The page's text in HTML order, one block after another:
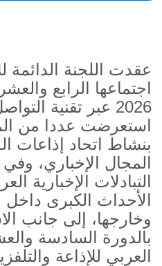
عقدت اللجنة الدائمة
2026 عبر تقنية
استعرضت عددا من
بنشاط اتحاد إذاعات
المجال الإخباري،
التبادلات الإخبارية
الأحداث الكبرى داخل
وخارجها، إلى جانب
بالدورة السادسة
العربي للإذاعة